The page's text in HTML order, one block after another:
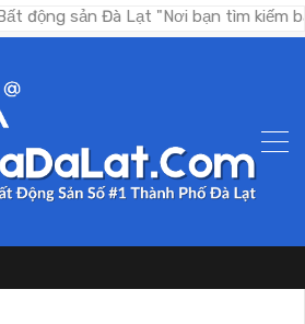
Đà Lạt "Nơi bạn tìm kiếm bất